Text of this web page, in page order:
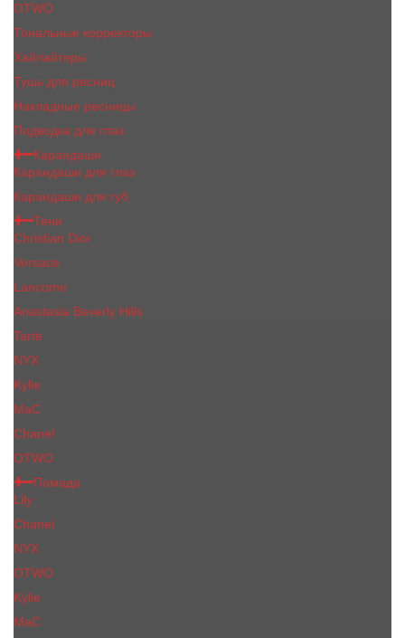
OTWO
Тональные корректоры
Хайлайтеры
Тушь для ресниц
Накладные ресницы
Подводка для глаз
Карандаши
Карандаши для глаз
Карандаши для губ
Тени
Christian Dior
Versace
Lancome
Anastasia Beverly Hills
Tarte
NYX
Kylie
MaC
Сhanеl
OTWO
Помада
Lily
Chanel
NYX
OTWO
Kylie
МаС